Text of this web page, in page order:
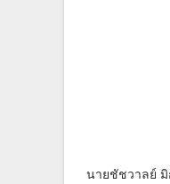
นายชัชวาลย์